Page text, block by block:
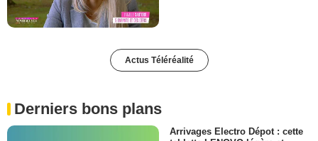
Actus Téléréalité
Derniers bons plans
Arrivages Electro Dépot : cette